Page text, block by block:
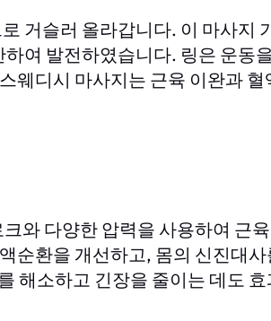
거슬러 올라갑니다. 이 마사지
여 발전하였습니다. 링은 운동
웨디시 마사지는 근육 이완과
와 다양한 압력을 사용하여 근
순환을 개선하고, 몸의 신진대
해소하고 긴장을 줄이는 데도